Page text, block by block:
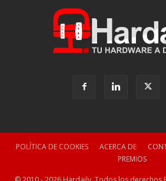
POLÍTICA DE COOKIES ACERCA DE
PREMIOS